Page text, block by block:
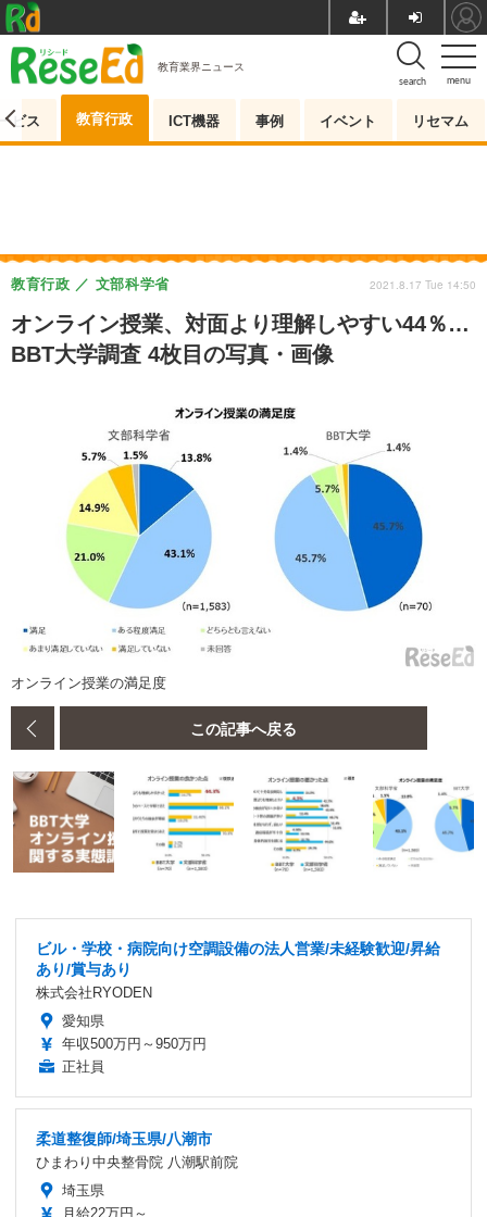
menu
search
教育業界ニュース
ビス 教育行政 ICT機器 事例 イベント リセマム
オンライン授業、対面より理解しやすい44％…
BBT大学調査 4枚目の写真・画像
教育行政 文部科学省 2021.8.17 Tue 14:50
オンライン授業の満足度
この記事へ戻る
ビル・学校・病院向け空調設備の法人営業/未経験歓迎/昇給
あり/賞与あり
株式会社RYODEN
愛知県
年収500万円～950万円
正社員
柔道整復師/埼玉県/八潮市
ひまわり中央整骨院 八潮駅前院
埼玉県
月給22万円～